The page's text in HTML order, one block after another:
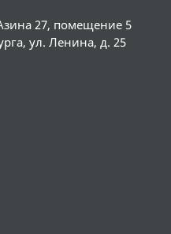
27, помещение 5
ул. Ленина, д. 25